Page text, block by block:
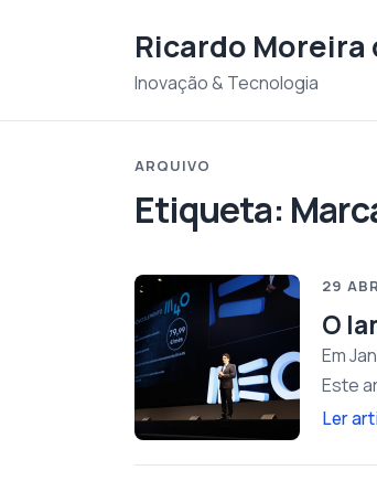
Ricardo Moreira
Inovação & Tecnologia
ARQUIVO
Etiqueta:
29
O
Em
Este
Ler